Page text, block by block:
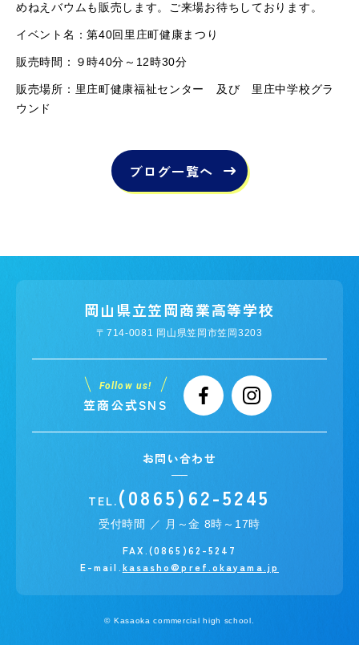
めねえバウムも販売します。ご来場お待ちしております。
イベント名：第40回里庄町健康まつり
販売時間：９時40分～12時30分
販売場所：里庄町健康福祉センター 及び 里庄中学校グラ
ウンド
ブログ一覧へ
岡山県立笠岡商業高等学校
〒714-0081 岡山県笠岡市笠岡3203
Follow us!
笠商公式SNS
お問い合わせ
TEL. (0865)62-5245
受付時間 ／ 月～金 8時～17時
FAX.(0865)62-5247
E-mail.kasasho@pref.okayama.jp
© Kasaoka commercial high school.